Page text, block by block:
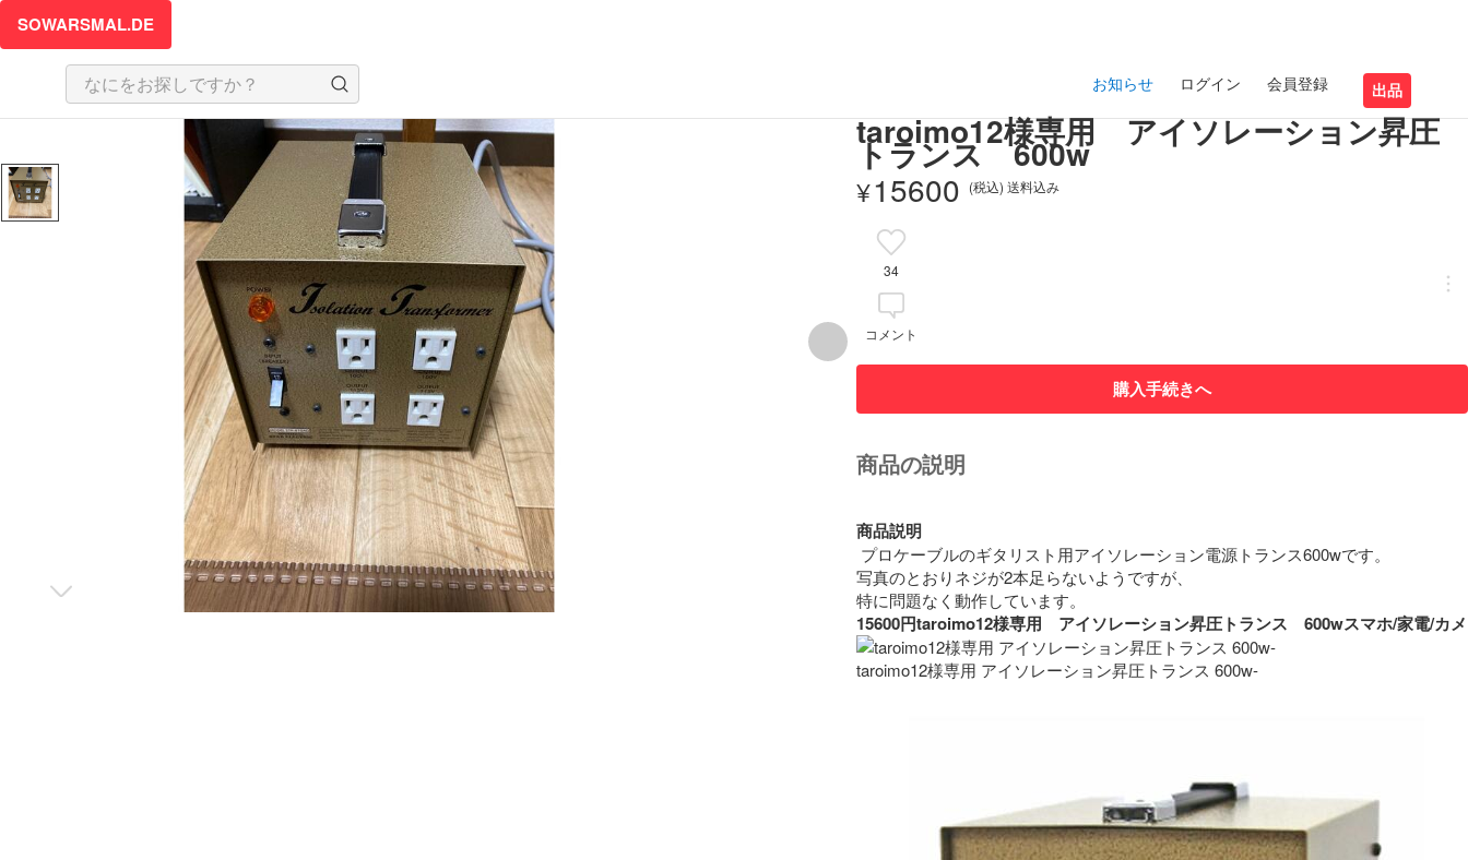
SOWARSMAL.DE
お知らせ ログイン 会員登録 出品
taroimo12様専用 アイソレーション昇圧
トランス 600w
¥15600 (税込) 送料込み
34
コメント
購入手続きへ
商品の説明
商品説明
プロケーブルのギタリスト用アイソレーション電源トランス600wです。
写真のとおりネジが2本足らないようですが、
15600円taroimo12様専用　アイソレーション昇圧トランス　600wスマホ/家電/
taroimo12様専用 アイソレーション昇圧トランス 600w-